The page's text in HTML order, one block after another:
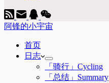
阿锋的小宇宙
首页
日志
「骑行」Cycling
「总结」Summary